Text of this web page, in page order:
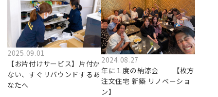
2025.09.01
【お片付けサービス】片付か
ない、すぐリバウンドするあ
なたへ
2024.08.27
年に１度の納涼会 【枚方
注文住宅 新築 リノベーショ
ン】